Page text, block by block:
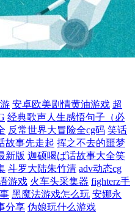
安卓欧美剧情黄油游戏 超
经典歌声人生感悟句子（必
反常世界大冒险全cg码 笑话
故事先走起 挥之不去的噩梦
新版 迦硕喝ば话故事大全笑
斗罗大陆朱竹清 adv动态cg
游戏 火车头采集器 fighterz手
黑魔法游戏怎么玩 安娜永
分享 伪娘玩什么游戏